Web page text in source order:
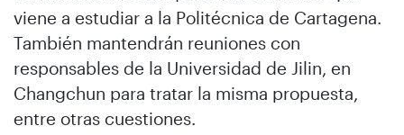
viene a estudiar a la Politécnica de Cartagena.
También mantendrán reuniones con
responsables de la Universidad de Jilin, en
Changchun para tratar la misma propuesta,
entre otras cuestiones.